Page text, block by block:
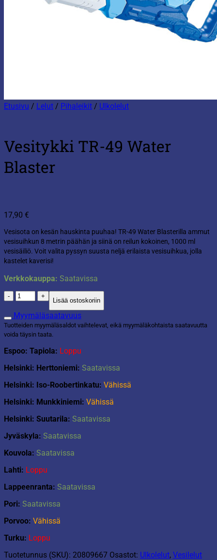
Etusivu / Lelut / Pihaleikit / Ulkolelut
Vesitykki TR-49 Water
Blaster
17,90 €
Vesisota on kesän hauskinta puuhaa! TR-49 Water Blasterilla ammut
vesisuihkun 8 metrin päähän ja siinä on reilun kokoinen, 1000 ml
vesisäiliö. Voit valita pyssyn suusta neljä erilaista vesisuihkua, jolla
kastelet kaverisi!
Verkkokauppa: Saatavissa
Vesitykki
TR-
49
Water
Blaster
määrä
Lisää ostoskoriin
Myymäläsaatavuus
Tuotteiden myymäläsaldot vaihtelevat, eikä myymäläkohtaista saatavuutta
voida täysin taata.
Espoo: Tapiola: Loppu
Helsinki: Herttoniemi: Saatavissa
Helsinki: Iso-Roobertinkatu: Vähissä
Helsinki: Munkkiniemi: Vähissä
Helsinki: Suutarila: Saatavissa
Jyväskyla: Saatavissa
Kouvola: Saatavissa
Lahti: Loppu
Lappeenranta: Saatavissa
Pori: Saatavissa
Porvoo: Vähissä
Turku: Loppu
Tuotetunnus (SKU): 20809667 Osastot: Ulkolelut, Vesilelut